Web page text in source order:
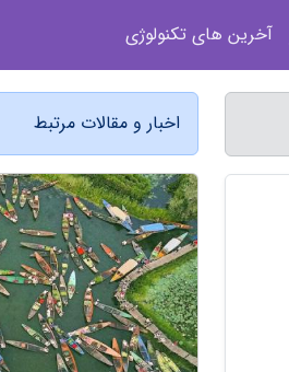
اخبار و مقالات مرتبط
آخرین های تکنولوژی